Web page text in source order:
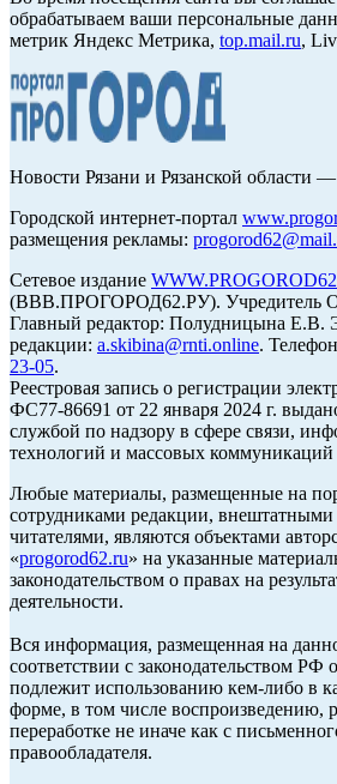
обрабатываем ваши персональные
метрик Яндекс Метрика, top.mail.ru,
Новости Рязани и Рязанской области
Городской интернет-портал
размещения рекламы:
Сетевое издание
(ВВВ.ПРОГОРОД62.РУ). Учредитель
Главный редактор: Полудницына Е.В.
редакции: a.skibina@rnti.online.
23-05.
Реестровая запись о регистрации
ФС77-86691 от 22 января 2024 г.
службой по надзору в сфере связи,
технологий и массовых коммуникаций
Любые материалы, размещенные на
сотрудниками редакции, внештатными
читателями, являются объектами
«progorod62.ru» на указанные
законодательством о правах на
деятельности.
Вся информация, размещенная на
соответствии с законодательством РФ
подлежит использованию кем-либо в
форме, в том числе воспроизведению,
переработке не иначе как с
правообладателя.